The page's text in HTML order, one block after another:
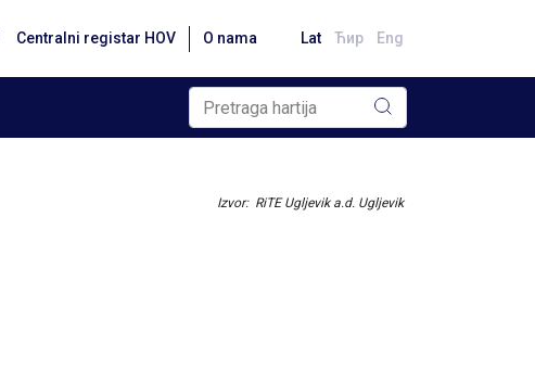
Centralni registar HOV O nama Lat Ћир Eng
Izvor: RiTE Ugljevik a.d. Ugljevik